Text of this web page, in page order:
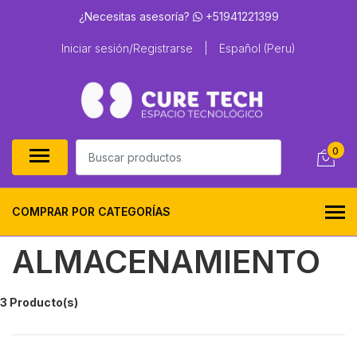
¿Necesitas asesoría? +51941221399
Iniciar sesión/Registrarse Español (Peru)
0
COMPRAR POR CATEGORÍAS
ALMACENAMIENTO
3 Producto(s)